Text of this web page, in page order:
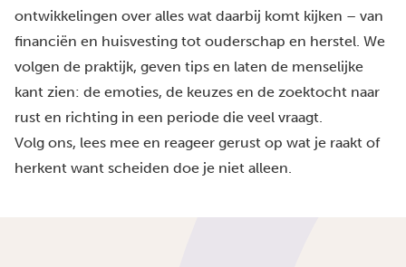
ontwikkelingen over alles wat daarbij komt kijken – van
financiën en huisvesting tot ouderschap en herstel. We
volgen de praktijk, geven tips en laten de menselijke
kant zien: de emoties, de keuzes en de zoektocht naar
rust en richting in een periode die veel vraagt.
Volg ons, lees mee en reageer gerust op wat je raakt of
herkent want scheiden doe je niet alleen.